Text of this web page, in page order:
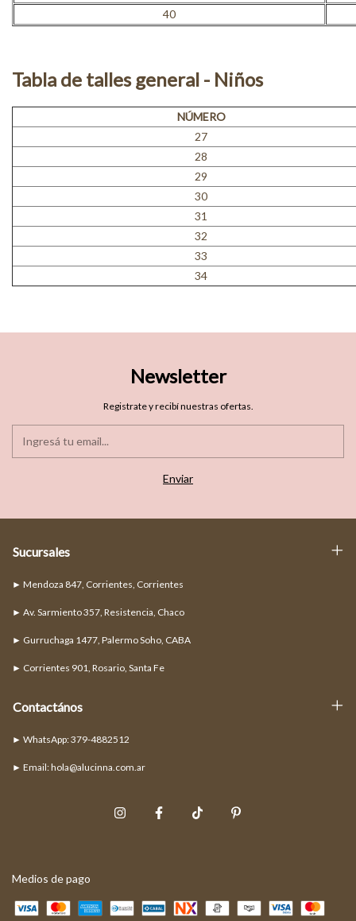
40
Tabla de talles general - Niños
NÚMERO
27
28
29
30
31
32
33
34
Newsletter
Registrate y recibí nuestras ofertas.
Sucursales
► Mendoza 847, Corrientes, Corrientes
► Av. Sarmiento 357, Resistencia, Chaco
► Gurruchaga 1477, Palermo Soho, CABA
► Corrientes 901, Rosario, Santa Fe
Contactános
► Email:hola@alucinna.com.ar
Medios de pago